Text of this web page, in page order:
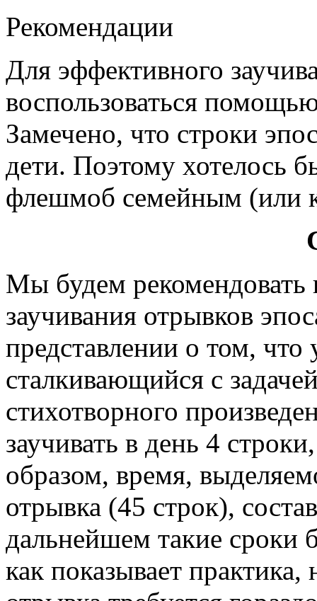
Рекомендации
Для эффективного
воспользоваться
Замечено, что строки
дети. Поэтому хотелось
флешмоб семейным (или
Мы будем рекомендовать
заучивания отрывков
представлении о том, что
сталкивающийся с
стихотворного
заучивать в день 4
образом, время,
отрывка (45 строк),
дальнейшем такие сроки
как показывает